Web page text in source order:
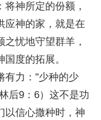
神所定的份额，
应神的家，就是在
忧地守望群羊，
度的拓展。
力："少种的少
后9：6）这不是功
以信心撒种时，神